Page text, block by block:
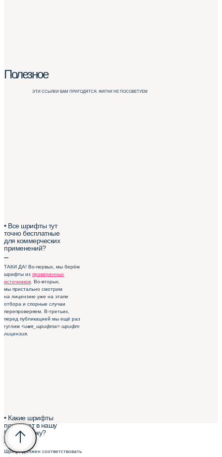
• Все шрифты тут
точно бесплатные
для коммерческих
применений?
–
ТАКИ ДА! Во-первых, мы берём
шрифты из проверенных
источников . Во-вторых,
мы пристально смотрим
на лицензию уже на этапе
отбора и спорные случаи
перепроверяем. В-третьих,
перед публикацией мы ещё раз
гуглим <имя_шрифта> шрифт
лицензия
• Какие шрифты
попадают в нашу
Шрифтотеку?
–
Шрифт должен соответствовать
Полезное
ЭТИ ССЫЛКИ ВАМ ПРИГОДЯТСЯ. ФИГНИ НЕ ПОСОВЕТУЕМ